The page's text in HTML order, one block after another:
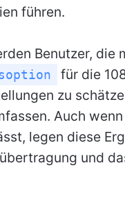
führen.
Benutzer,
für die
zu
Auch
legen diese
und